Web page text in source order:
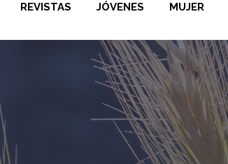
REVISTAS JÓVENES MUJER